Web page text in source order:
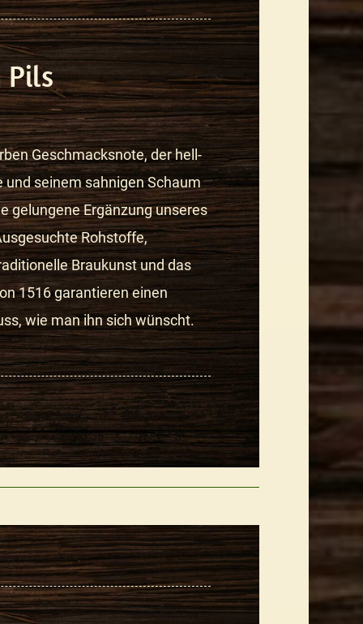
Pils
Geschmacksnote, der hell-
und seinem sahnigen Schaum
gelungene Ergänzung unseres
Rohstoffe,
Braukunst und das
1516 garantieren einen
wie man ihn sich wünscht.